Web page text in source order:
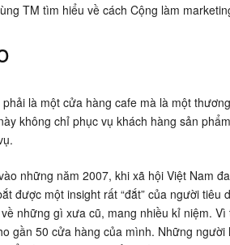
TM tìm hiểu về cách Cộng làm
là một cửa hàng cafe mà là một
không chỉ phục vụ khách hàng sản
những năm 2007, khi xã hội Việt Nam
được một insight rất “đắt” của người tiêu
những gì xưa cũ, mang nhiều kỉ niệm. Vì
gần 50 cửa hàng của mình. Những người